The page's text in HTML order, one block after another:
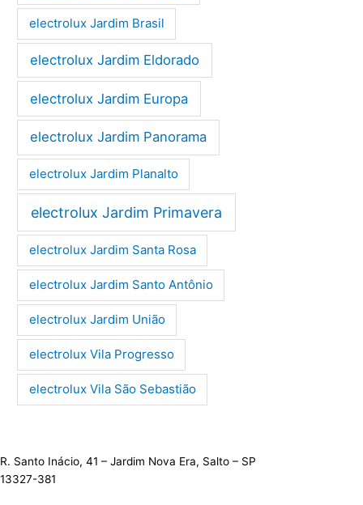
electrolux Jardim Brasil
electrolux Jardim Eldorado
electrolux Jardim Europa
electrolux Jardim Panorama
electrolux Jardim Planalto
electrolux Jardim Primavera
electrolux Jardim Santa Rosa
electrolux Jardim Santo Antônio
electrolux Jardim União
electrolux Vila Progresso
electrolux Vila São Sebastião
R. Santo Inácio, 41 – Jardim Nova Era, Salto – SP
13327-381